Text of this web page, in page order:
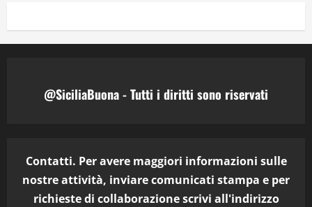
@SiciliaBuona - Tutti i diritti sono riservati
Contatti. Per avere maggiori informazioni sulle
nostre attività, inviare comunicati stampa e per
richieste di collaborazione scrivi all'indirizzo